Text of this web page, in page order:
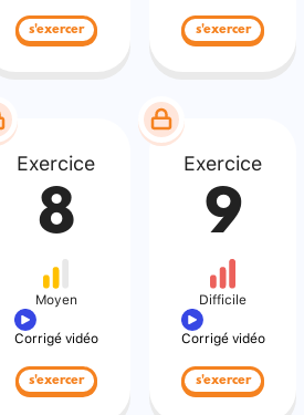
s'exercer s'exercer
Exercice
8
Moyen
Corrigé vidéo
s'exercer
Exercice
9
Difficile
Corrigé vidéo
s'exercer